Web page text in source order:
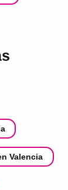
Valencia